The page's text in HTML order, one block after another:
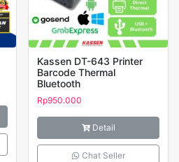
Kassen DT-643 Printer
Barcode Thermal
Bluetooth
Rp950.000
Detail
Chat Seller